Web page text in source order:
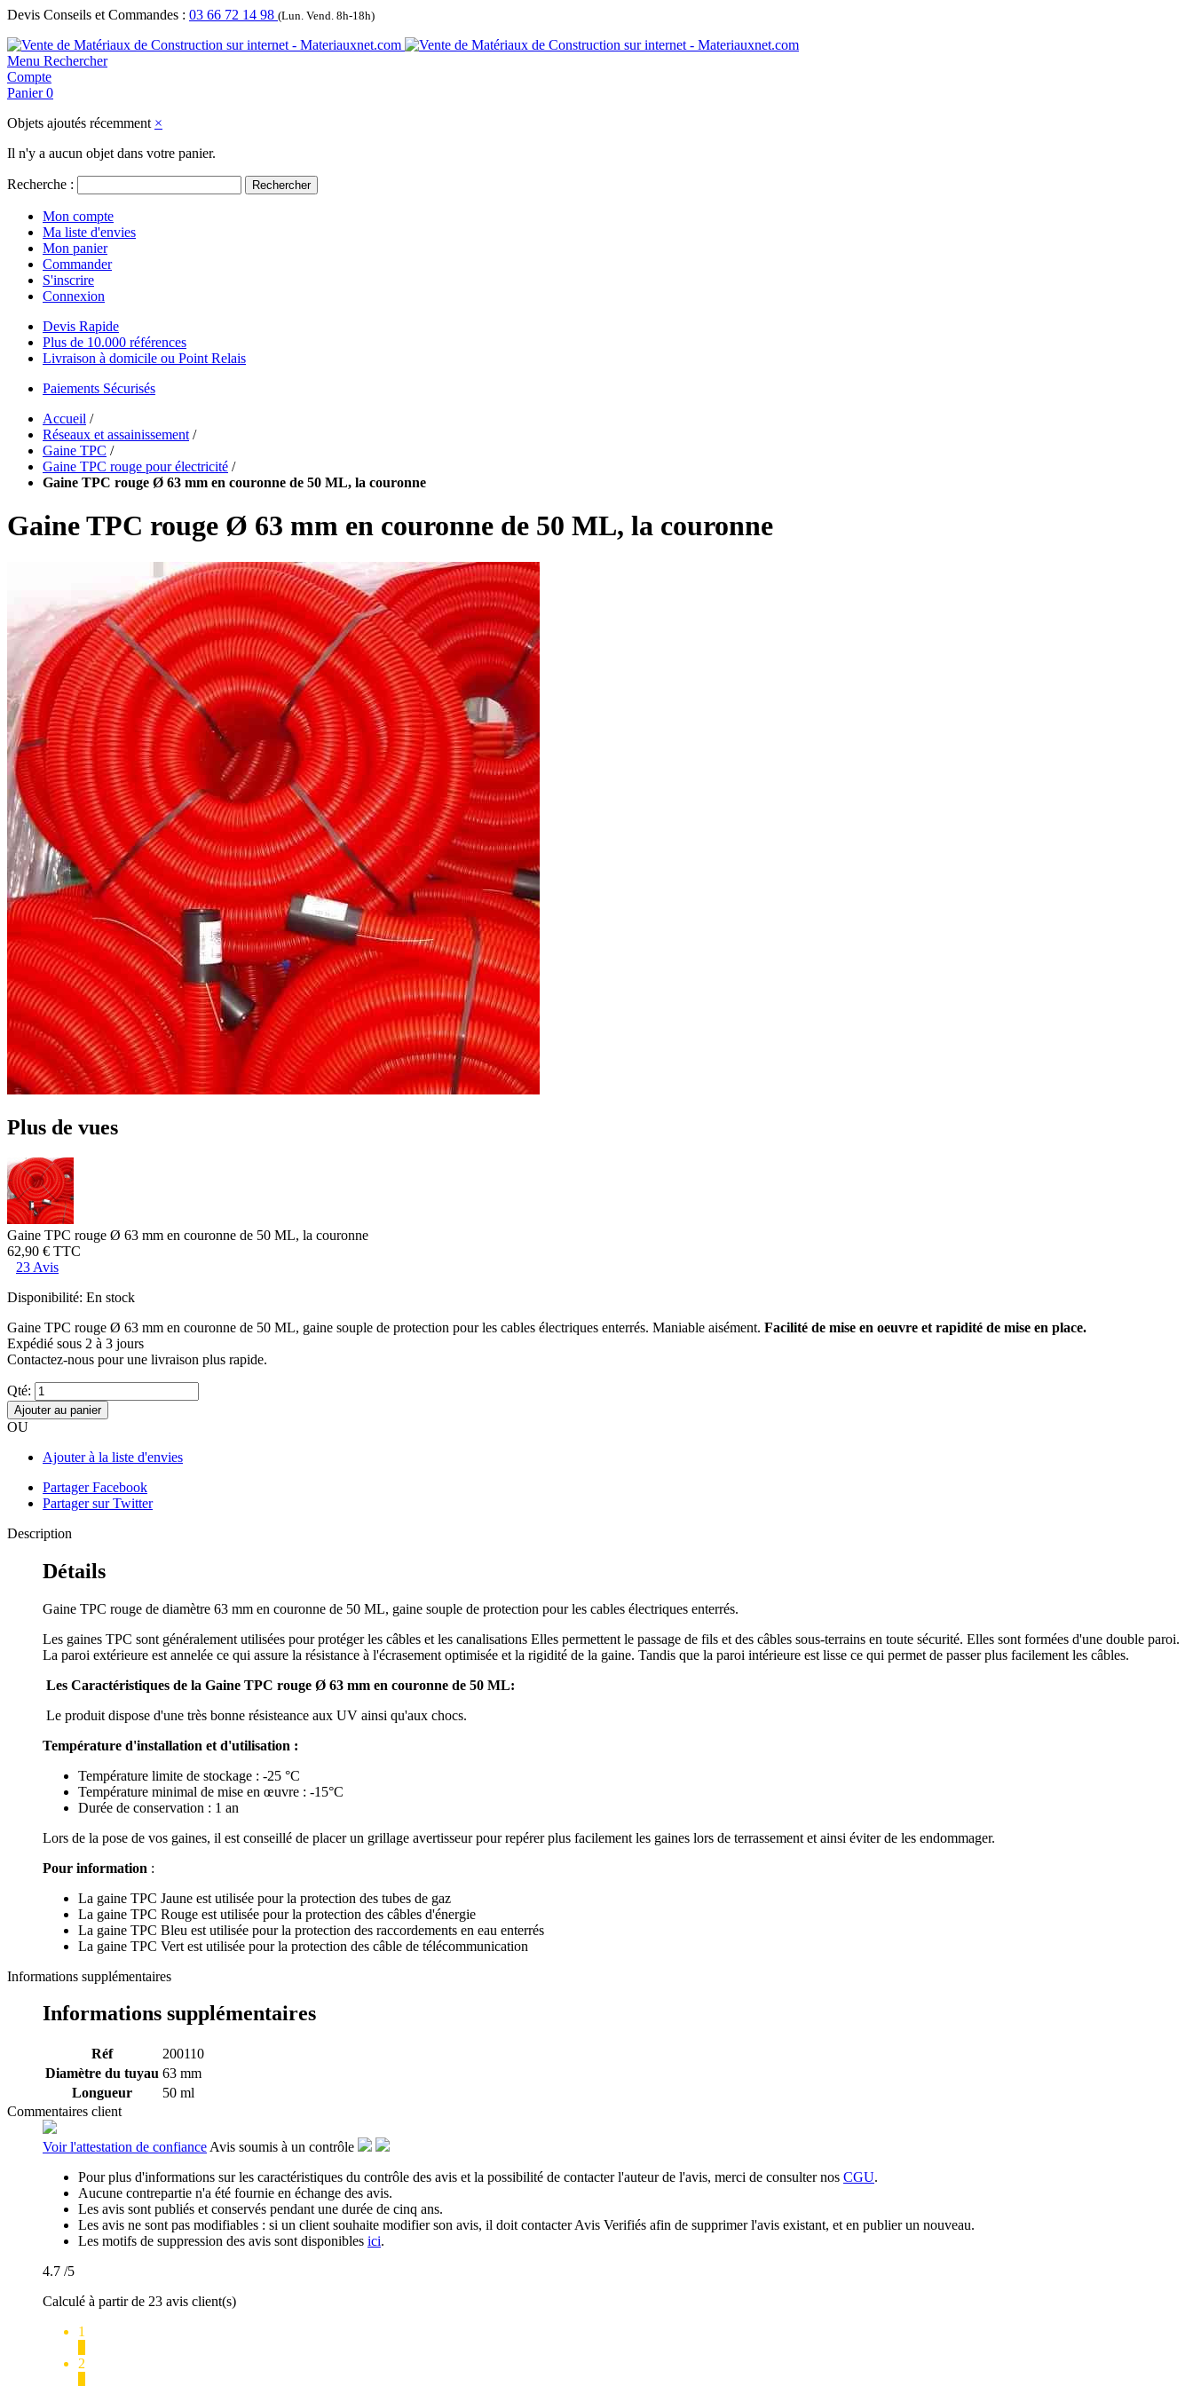
Devis Conseils et Commandes : 03 66 72 14 98 (Lun. Vend. 8h-18h)
Menu Rechercher
Compte
Panier 0
Objets ajoutés récemment ×
Il n'y a aucun objet dans votre panier.
Recherche : Rechercher
Mon compte
Ma liste d'envies
Mon panier
Commander
S'inscrire
Connexion
Devis Rapide
Plus de 10.000 références
Livraison à domicile ou Point Relais
Paiements Sécurisés
Accueil /
Réseaux et assainissement /
Gaine TPC /
Gaine TPC rouge pour électricité /
Gaine TPC rouge Ø 63 mm en couronne de 50 ML, la couronne
Gaine TPC rouge Ø 63 mm en couronne de 50 ML, la couronne
Plus de vues
Gaine TPC rouge Ø 63 mm en couronne de 50 ML, la couronne
62,90 € TTC
23 Avis
Disponibilité: En stock
Gaine TPC rouge Ø 63 mm en couronne de 50 ML, gaine souple de protection pour les cables électriques enterrés. Maniable aisément. Facilité de mise en oeuvre et rapidité de mise en place.
Expédié sous 2 à 3 jours
Contactez-nous pour une livraison plus rapide.
Qté:
Ajouter au panier
OU
Ajouter à la liste d'envies
Partager Facebook
Partager sur Twitter
Description
Détails
Gaine TPC rouge de diamètre 63 mm en couronne de 50 ML, gaine souple de protection pour les cables électriques enterrés.
Les gaines TPC sont généralement utilisées pour protéger les câbles et les canalisations Elles permettent le passage de fils et des câbles sous-terrains en toute sécurité. Elles sont formées d'une double paroi.
La paroi extérieure est annelée ce qui assure la résistance à l'écrasement optimisée et la rigidité de la gaine. Tandis que la paroi intérieure est lisse ce qui permet de passer plus facilement les câbles.
Les Caractéristiques de la Gaine TPC rouge Ø 63 mm en couronne de 50 ML:
Le produit dispose d'une très bonne résisteance aux UV ainsi qu'aux chocs.
Température d'installation et d'utilisation :
Température limite de stockage : -25 °C
Température minimal de mise en œuvre : -15°C
Durée de conservation : 1 an
Lors de la pose de vos gaines, il est conseillé de placer un grillage avertisseur pour repérer plus facilement les gaines lors de terrassement et ainsi éviter de les endommager.
Pour information :
La gaine TPC Jaune est utilisée pour la protection des tubes de gaz
La gaine TPC Rouge est utilisée pour la protection des câbles d'énergie
La gaine TPC Bleu est utilisée pour la protection des raccordements en eau enterrés
La gaine TPC Vert est utilisée pour la protection des câble de télécommunication
Informations supplémentaires
Informations supplémentaires
Réf
200110
Diamètre du tuyau 63 mm
Longueur
50 ml
Commentaires client
Voir l'attestation de confiance Avis soumis à un contrôle
Pour plus d'informations sur les caractéristiques du contrôle des avis et la possibilité de contacter l'auteur de l'avis, merci de consulter nos CGU.
Aucune contrepartie n'a été fournie en échange des avis.
Les avis sont publiés et conservés pendant une durée de cinq ans.
Les avis ne sont pas modifiables : si un client souhaite modifier son avis, il doit contacter Avis Verifiés afin de supprimer l'avis existant, et en publier un nouveau.
Les motifs de suppression des avis sont disponibles ici.
4.7 /5
Calculé à partir de 23 avis client(s)
1
2